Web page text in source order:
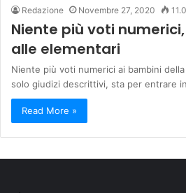
Redazione Novembre 27, 2020
Niente più voti
alle elementari
Niente più voti numerici ai bambini
solo giudizi descrittivi, sta per entrare
Read More »